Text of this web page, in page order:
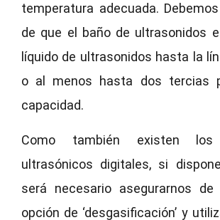
temperatura adecuada.
de que el baño de ultrasonidos
líquido de ultrasonidos hasta la
o al menos hasta dos tercias
capacidad.
Como también existen los
ultrasónicos digitales, si
será necesario asegurarnos
opción de ‘desgasificación’ y